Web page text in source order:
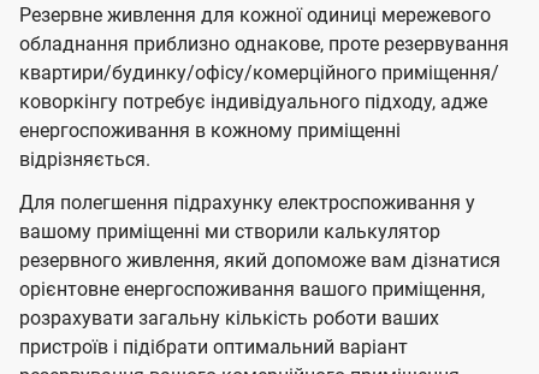
Резервне живлення для кожної одиниці мережевого
обладнання приблизно однакове, проте резервування
квартири/будинку/офісу/комерційного приміщення/
коворкінгу потребує індивідуального підходу, адже
енергоспоживання в кожному приміщенні
відрізняється.
Для полегшення підрахунку електроспоживання у
вашому приміщенні ми створили калькулятор
резервного живлення, який допоможе вам дізнатися
орієнтовне енергоспоживання вашого приміщення,
розрахувати загальну кількість роботи ваших
пристроїв і підібрати оптимальний варіант